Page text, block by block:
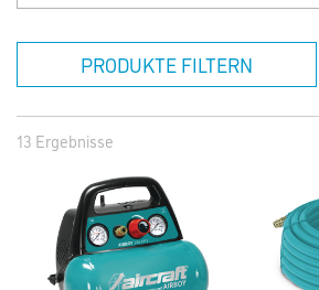
PRODUKTE FILTERN
13 Ergebnisse